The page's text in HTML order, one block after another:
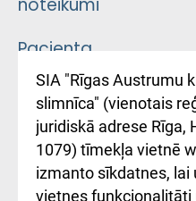
noteikumi
Pacienta
atsauksmju/sūdzību
iesniegšanas
kārtība
Kā pie mums nokļūt
SIA "Rīgas Austrumu
slimnīca" (vienotais
juridiskā adrese Rīga,
1079) tīmekļa vietnē
izmanto sīkdatnes,
vietnes funkcionalitāti